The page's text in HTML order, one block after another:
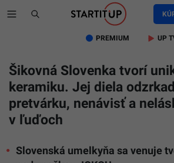
PREMIUM UP
Šikovná Slovenka tvorí
keramiku. Jej diela
pretvárku, nenávisť a
v ľuďoch
Slovenská umelkyňa sa venuje